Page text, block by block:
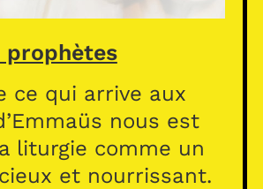
prophètes
ce qui arrive aux
nous est
liturgie comme un
et nourrissant.